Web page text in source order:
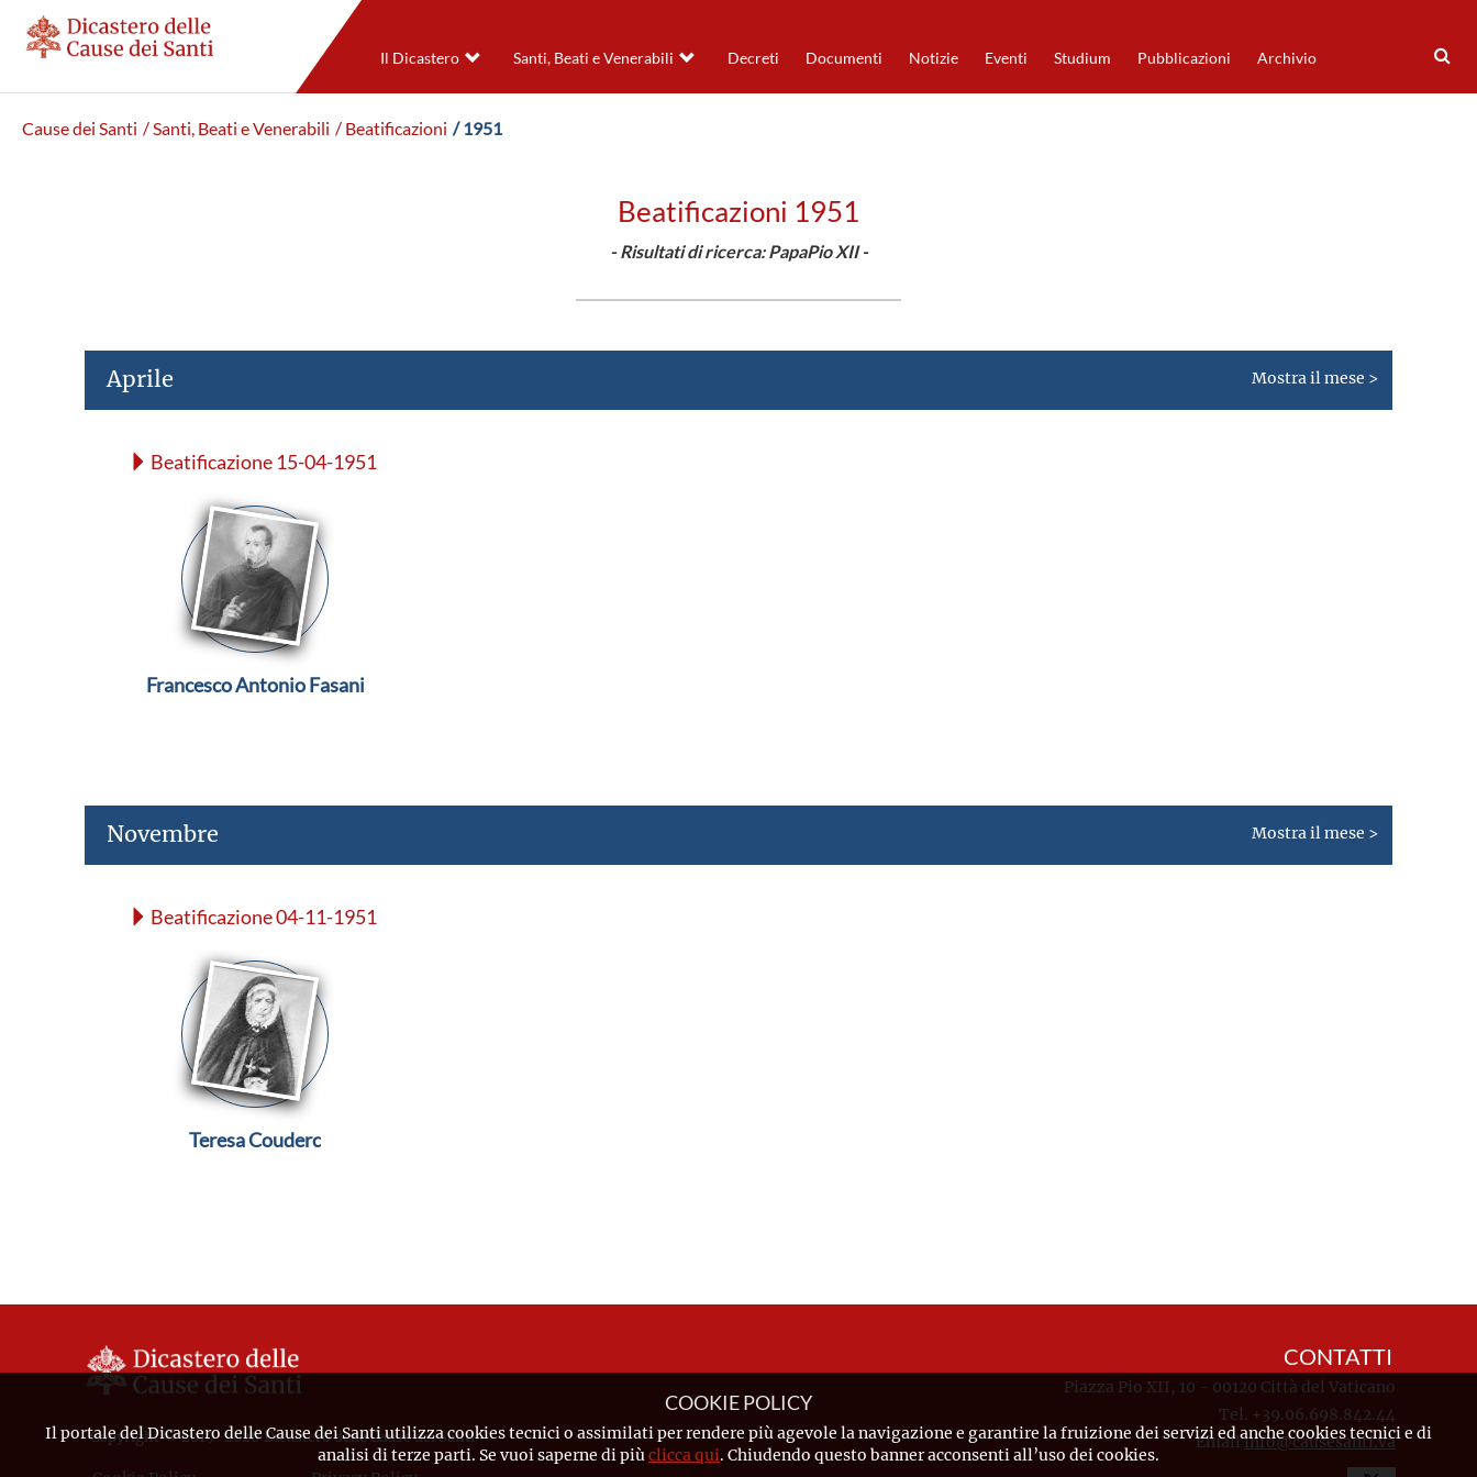
Il Dicastero Santi, Beati e Venerabili Decreti Documenti Notizie Eventi Studium Pubblicazioni Archivio
Cause dei Santi / Santi, Beati e Venerabili / Beatificazioni / 1951
Beatificazioni 1951
- Risultati di ricerca: PapaPio XII -
Aprile Mostra il mese >
Beatificazione 15-04-1951
Francesco Antonio Fasani
Novembre Mostra il mese >
Beatificazione 04-11-1951
Teresa Couderc
Copyright © 2019-2026 Dicastero delle Cause dei Santi
CONTATTI
Piazza Pio XII, 10 - 00120 Città del Vaticano
Tel. +39.06.698.842.44
Emailinfo@causesanti.va
COOKIE POLICY
Il portale del Dicastero delle Cause dei Santi utilizza cookies tecnici o assimilati per rendere più agevole la navigazione e garantire la fruizione dei servizi ed anche cookies tecnici e di
analisi di terze parti. Se vuoi saperne di piùclicca qui. Chiudendo questo banner acconsenti all’uso dei cookies.